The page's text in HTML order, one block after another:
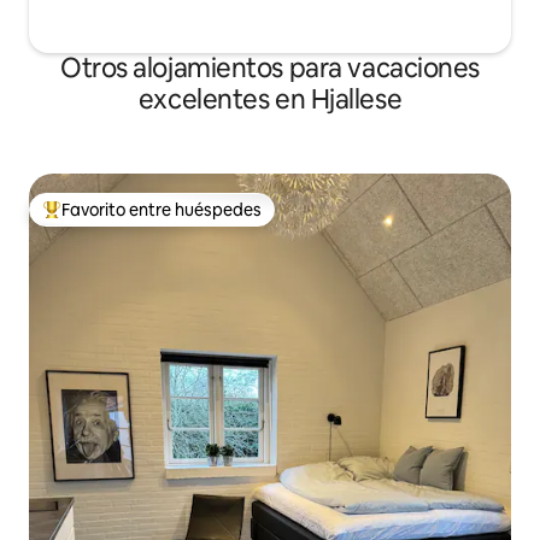
Otros alojamientos para vacaciones
excelentes en Hjallese
Favorito entre huéspedes preferido
Favorito entre huéspedes